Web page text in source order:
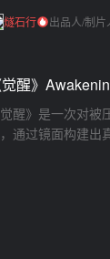
燧石行 出品人/制片
觉醒》
觉醒》是一次对
通过镜面构建出